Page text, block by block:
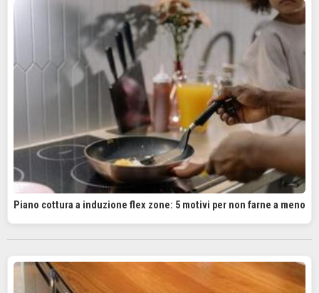
Piano cottura a induzione flex zone: 5 motivi per non farne a meno